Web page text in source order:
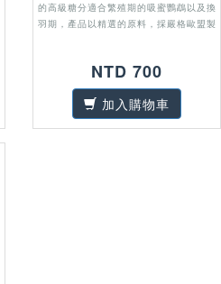
的高級糖分適合繁殖期的吸蜜鸚鵡以及換
羽期，產品以精選的原料，採嚴格歐盟製
NTD 700
加入購物車